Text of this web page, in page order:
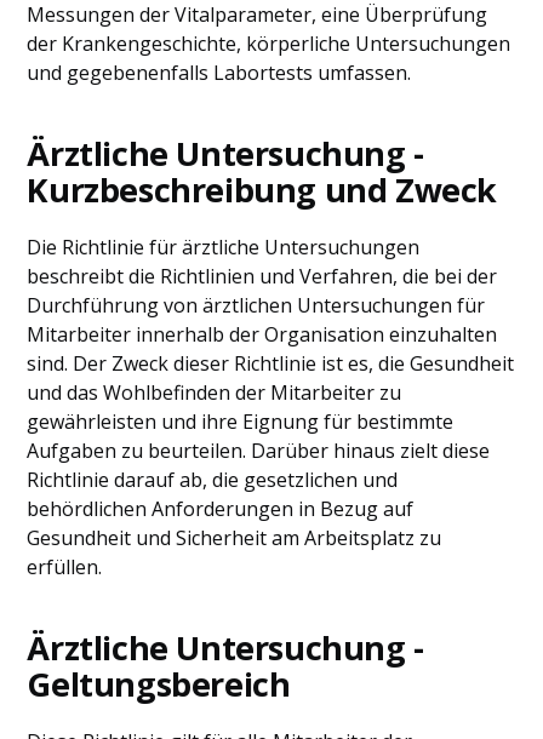
Messungen der Vitalparameter, eine Überprüfung
der Krankengeschichte, körperliche Untersuchungen
und gegebenenfalls Labortests umfassen.
Ärztliche Untersuchung -
Kurzbeschreibung und Zweck
Die Richtlinie für ärztliche Untersuchungen
beschreibt die Richtlinien und Verfahren, die bei der
Durchführung von ärztlichen Untersuchungen für
Mitarbeiter innerhalb der Organisation einzuhalten
sind. Der Zweck dieser Richtlinie ist es, die Gesundheit
und das Wohlbefinden der Mitarbeiter zu
gewährleisten und ihre Eignung für bestimmte
Aufgaben zu beurteilen. Darüber hinaus zielt diese
Richtlinie darauf ab, die gesetzlichen und
behördlichen Anforderungen in Bezug auf
Gesundheit und Sicherheit am Arbeitsplatz zu
erfüllen.
Ärztliche Untersuchung -
Geltungsbereich